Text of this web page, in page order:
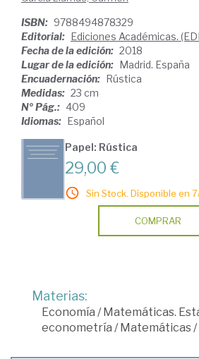
ISBN: 9788494878329
Editorial: Ediciones Académicas.
Fecha de la edición: 2018
Lugar de la edición: Madrid. España
Encuadernación: Rústica
Medidas: 23 cm
Nº Pág.: 409
Idiomas: Español
Papel: Rústica
29,00 €
Sin Stock. Disponible en
COMPRAR
Materias:
Economía /Matemáticas.
econometría /Matemáticas /